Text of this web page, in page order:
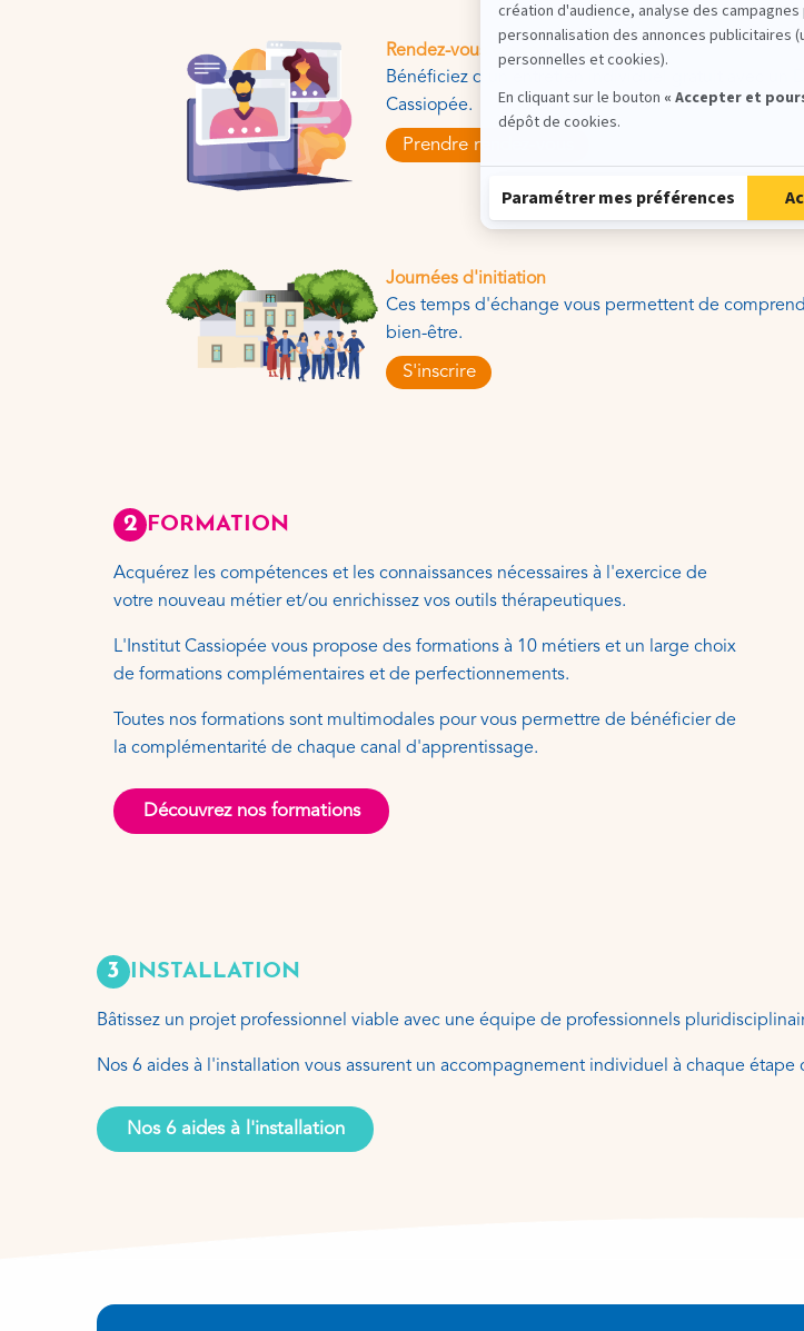
Rendez-vous conseil
Bénéficiez d'un entretien individuel gratuit avec un
Cassiopée.
Prendre rendez-vous
Journées d'initiation
Ces temps d'échange vous permettent de
bien-être.
S'inscrire
2 FORMATION
Acquérez les compétences et les connaissances nécessaires à l'exercice de
votre nouveau métier et/ou enrichissez vos outils thérapeutiques.
L'Institut Cassiopée vous propose des formations à 10 métiers et un large choix
de formations complémentaires et de perfectionnements.
Toutes nos formations sont multimodales pour vous permettre de bénéficier de
la complémentarité de chaque canal d'apprentissage.
Découvrez nos formations
3 INSTALLATION
Bâtissez un projet professionnel viable avec une équipe de professionnels
Nos 6 aides à l'installation vous assurent un accompagnement individuel à chaque
Nos 6 aides à l'installation